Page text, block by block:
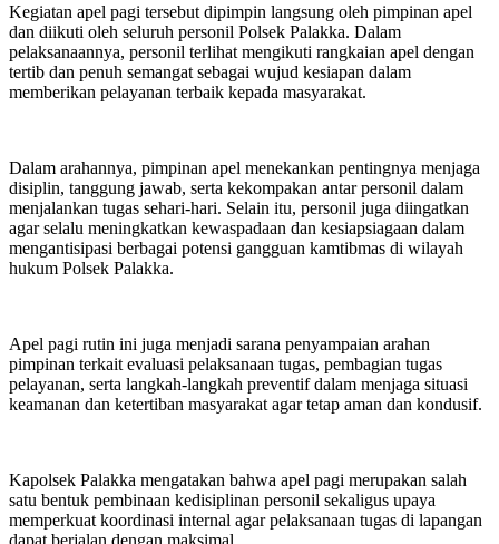
‎Kegiatan apel pagi tersebut dipimpin langsung oleh pimpinan apel
dan diikuti oleh seluruh personil Polsek Palakka. Dalam
pelaksanaannya, personil terlihat mengikuti rangkaian apel dengan
tertib dan penuh semangat sebagai wujud kesiapan dalam
memberikan pelayanan terbaik kepada masyarakat.
‎Dalam arahannya, pimpinan apel menekankan pentingnya menjaga
disiplin, tanggung jawab, serta kekompakan antar personil dalam
menjalankan tugas sehari-hari. Selain itu, personil juga diingatkan
agar selalu meningkatkan kewaspadaan dan kesiapsiagaan dalam
mengantisipasi berbagai potensi gangguan kamtibmas di wilayah
hukum Polsek Palakka.
‎Apel pagi rutin ini juga menjadi sarana penyampaian arahan
pimpinan terkait evaluasi pelaksanaan tugas, pembagian tugas
pelayanan, serta langkah-langkah preventif dalam menjaga situasi
keamanan dan ketertiban masyarakat agar tetap aman dan kondusif.
‎Kapolsek Palakka mengatakan bahwa apel pagi merupakan salah
satu bentuk pembinaan kedisiplinan personil sekaligus upaya
memperkuat koordinasi internal agar pelaksanaan tugas di lapangan
dapat berjalan dengan maksimal.